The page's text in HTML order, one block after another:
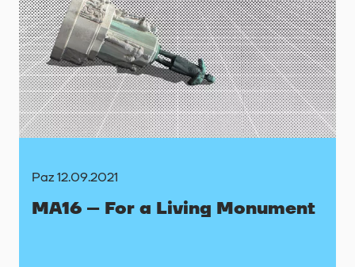
Paz 12.09.2021
MA16 – For a Living Monument